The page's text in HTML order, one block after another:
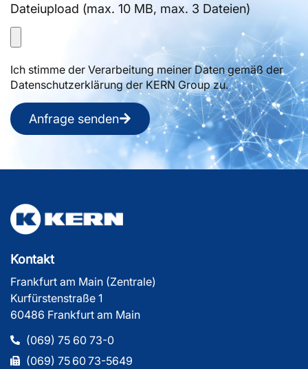
Dateiupload (max. 10 MB, max. 3 Dateien)
Ich stimme der Verarbeitung meiner Daten gemäß der
Datenschutzerklärung der KERN Group zu.
Anfrage senden
Kontakt
Frankfurt am Main (Zentrale)
Kurfürstenstraße 1
60486 Frankfurt am Main
(069) 75 60 73-0
(069) 75 60 73-5649